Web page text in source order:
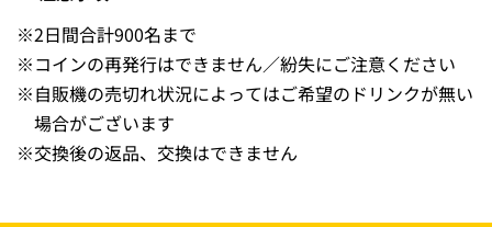
6F：＼パワーアップ!!／うんこミュージアム FUKUOKA S
upported by 地球人．ｊp
5F：チームラボフォレスト 福岡 – SBI証券
4F：王貞治ベースボールミュージアム、89パーク
※7F：よしもと福岡 大和証券劇場、3F：MLBcafé及びTh